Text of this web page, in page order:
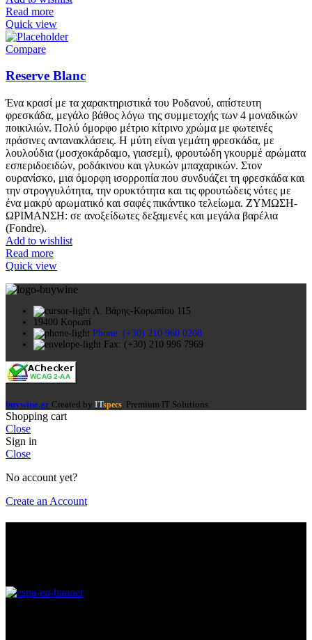
Read more
Quick view
Compare
Reserve Blanc
Ένα κρασί με τα χαρακτηριστικά του Ροδανού, απίστευτη
φρεσκάδα, μεγάλο βάθος λόγω της συμμετοχής των 4 μοναδικών
ποικιλιών. Πολύ όμορφο μέτριο κίτρινο χρώμα με φωτεινές
πράσινες αντανακλάσεις. Η μύτη είναι γεμάτη φρεσκάδα, με
λουλούδια (μοσχοκάρδαμο, γιασεμί), φρουτώδη γκουρμέ αρώματα
εσπεριδοειδών, ροδάκινου και γλυκών μπαχαρικών. Στον
ουρανίσκο, μια όμορφη ισορροπία που συνδυάζει τη φρεσκάδα και
την στρογγυλότητα, την ορυκτότητα και τις φρουτώδεις νότες με
ένα μακρύ αρωματικό και σαφές πικάντικο τελείωμα. ΖΥΜΩΣΗ-
ΩΡΙΜΑΝΣΗ: σε ανοξείδωτες δεξαμενές και μεγάλα βαρέλια
(Fondre).
Add to wishlist
Read more
Quick view
Λ. Βάρης-Κορωπίου 115
19400 Κορωπί
Phone: (+30) 210 960 0208
Fax: (+30) 210 996 7969
buywine.gr Created by ITspecs. Premium IT Solutions.
Shopping cart
Close
Sign in
Close
No account yet?
Create an Account